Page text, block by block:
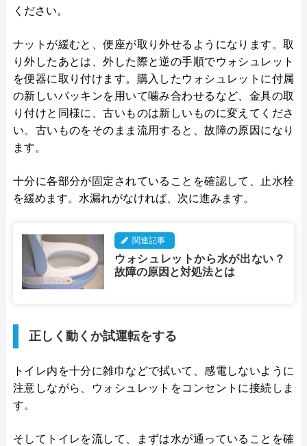
ください。
ナットが緩むと、便座が取り外せるようになります。取
り外したあとは、外した際と逆の手順でウォシュレット
を便器に取り付けます。購入したウォシュレットに付属
の新しいパッキンを用いて噛み合わせるなど、金具の取
り付けと同様に、古いものは新しいものに変えてくださ
い。古いものをそのまま流用すると、故障の原因になり
ます。
十分に各部分が固定されていることを確認して、止水栓
を緩めます。水漏れがなければ、次に進みます。
関連記事
ウォシュレットから水が出ない？
故障の原因と対処法とは
正しく動くか試運転をする
トイレ内を十分に雑巾などで拭いて、感電しないように
注意しながら、ウォシュレットをコンセントに接続しま
す。
そしてトイレを流して、まずは水が通っていることを確